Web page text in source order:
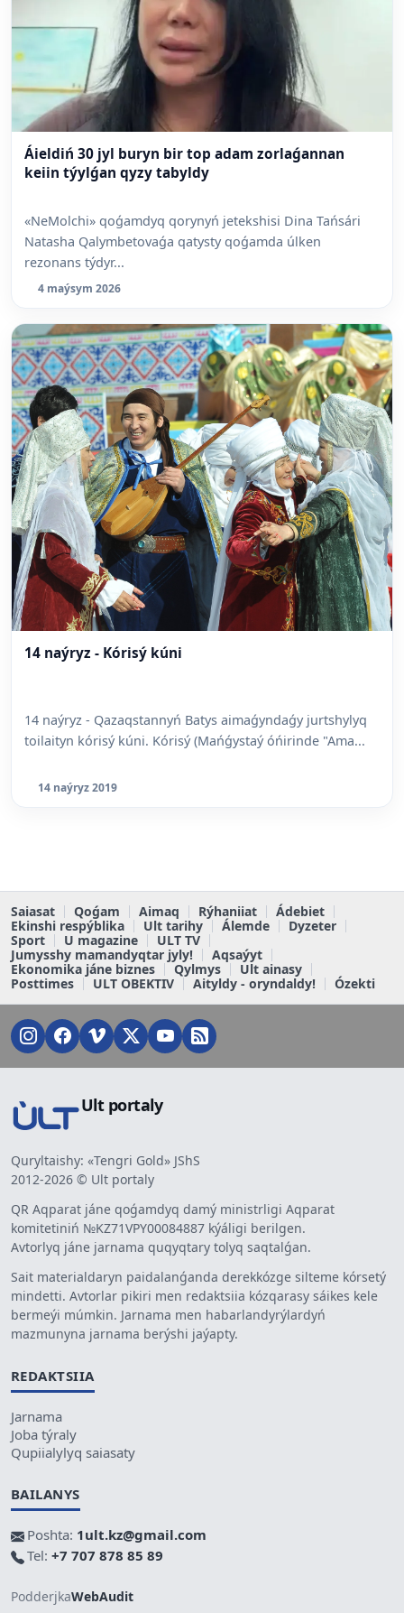
Áieldiń 30 jyl buryn bir top adam zorlaǵannan
keiin týylǵan qyzy tabyldy
«NeMolchi» qoǵamdyq qorynyń jetekshisi Dina Tańsári
Natasha Qalymbetovaǵa qatysty qoǵamda úlken
rezonans týdyr...
4 maýsym 2026
14 naýryz - Kórisý kúni
14 naýryz - Qazaqstannyń Batys aimaǵyndaǵy jurtshylyq
toilaityn kórisý kúni. Kórisý (Mańǵystaý óńirinde "Ama...
14 naýryz 2019
Saiasat Qoǵam Aimaq Rýhaniiat
Ádebiet
Ekinshi respýblika
Ult tarihy Álemde
Dyzeter
Sport
U magazine
ULT TV
Jumysshy mamandyqtar jyly!
Aqsaýyt
Ekonomika jáne biznes
Qylmys
Ult ainasy
Posttimes
ULT OBEKTIV Aityldy - oryndaldy! Ózekti
Ult portaly
Quryltaishy: «Tengri Gold» JShS
2012-2026 © Ult portaly
QR Aqparat jáne qoǵamdyq damý ministrligi Aqparat
komitetiniń №KZ71VPY00084887 kýáligi berilgen.
Avtorlyq jáne jarnama quqyqtary tolyq saqtalǵan.
Sait materialdaryn paidalanǵanda derekkózge silteme kórsetý
mindetti. Avtorlar pikiri men redaktsiia kózqarasy sáikes kele
bermeýi múmkin. Jarnama men habarlandyrýlardyń
mazmunyna jarnama berýshi jaýapty.
REDAKTSIIA
Jarnama
Joba týraly
Qupiialylyq saiasaty
BAILANYS
Poshta: 1ult.kz@gmail.com
Tel: +7 707 878 85 89
PodderjkaWebAudit